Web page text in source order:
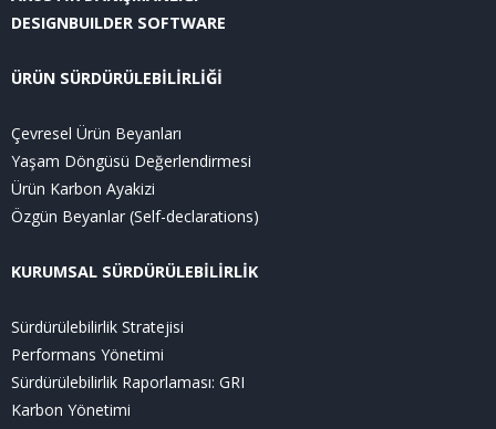
DESIGNBUILDER SOFTWARE
ÜRÜN SÜRDÜRÜLEBİLİRLİĞİ
Çevresel Ürün Beyanları
Yaşam Döngüsü Değerlendirmesi
Ürün Karbon Ayakizi
Özgün Beyanlar (Self-declarations)
KURUMSAL SÜRDÜRÜLEBİLİRLİK
Sürdürülebilirlik Stratejisi
Performans Yönetimi
Sürdürülebilirlik Raporlaması: GRI
Karbon Yönetimi